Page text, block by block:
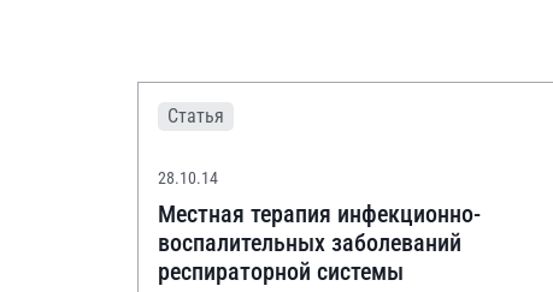
Статья
28.10.14
Местная терапия инфекционно-
воспалительных заболеваний
респираторной системы